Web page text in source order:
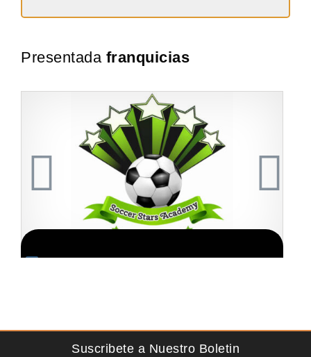
Presentada franquicias
Suscribete a Nuestro Boletin